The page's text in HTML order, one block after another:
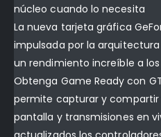
núcleo cuando lo necesita
La nueva tarjeta gráfica
impulsada por la arquitectura
un rendimiento increíble a
Obtenga Game Ready con
permite capturar y compartir
pantalla y transmisiones en